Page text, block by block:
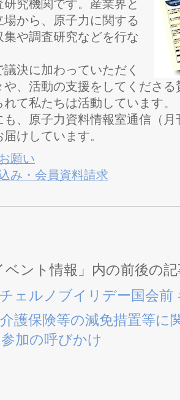
究機関です。産業界と
場から、原子力に関する
や調査研究などを行な
決に加わっていただく
や、活動の支援をしてくださ
て私たちは活動しています。
も、原子力資料情報室通信（
けしています。
願い
み・会員資料請求
ベント情報」内の前後の
ェルノブイリデー国会前
護保険等の減免措置等に
加の呼びかけ